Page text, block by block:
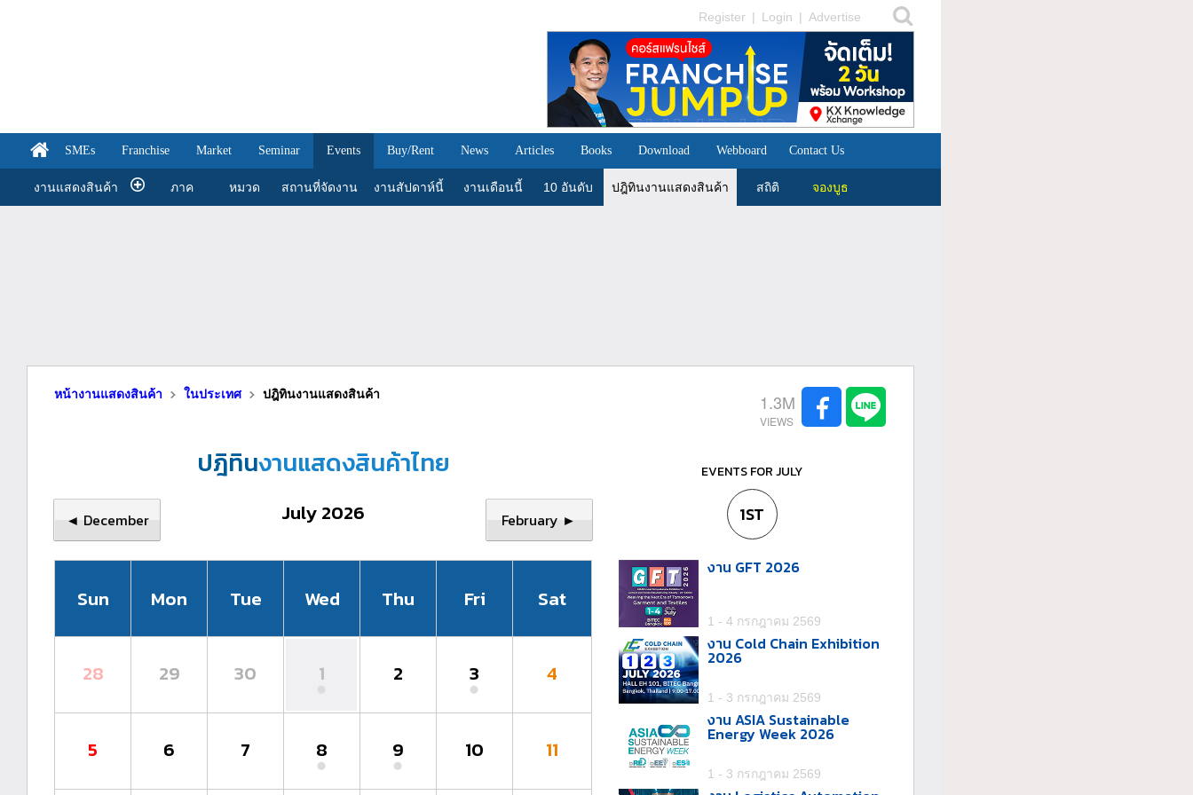
Register | Login | Advertise
SMEs Franchise Market Seminar Events Buy/Rent News Articles Books Download Webboard Contact Us
งานแสดงสินค้า ภาค หมวด สถานที่จัดงาน งานสัปดาห์นี้ งานเดือนนี้ 10 อันดับ ปฎิทินงานแสดงสินค้า สถิติ จองบูธ
หน้างานแสดงสินค้า ในประเทศ ปฎิทินงานแสดงสินค้า 1.3M
ปฎิทินงานแสดงสินค้าไทย
◄ December July 2026 February ►
Sun Mon Tue Wed Thu Fri Sat
28 29 30 1 2 3 4
5 6 7 8 9 10 11
EVENTS FOR JULY
1ST
งาน GFT 2026
1 - 4 กรกฎาคม 2569
งาน Cold Chain Exhibition
2026
1 - 3 กรกฎาคม 2569
งาน ASIA Sustainable
Energy Week 2026
1 - 3 กรกฎาคม 2569